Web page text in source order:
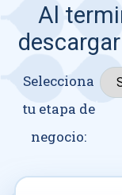
Al
Selecciona
tu etapa de
negocio: